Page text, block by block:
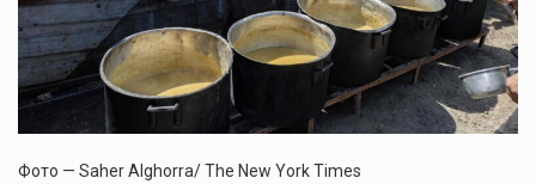
Фото — Saher Alghorra/ The New York Times